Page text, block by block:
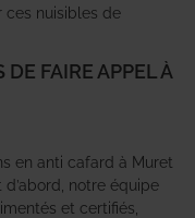
ces nuisibles de
FAIRE APPEL À
en anti cafard à Muret
notre équipe
et certifiés,